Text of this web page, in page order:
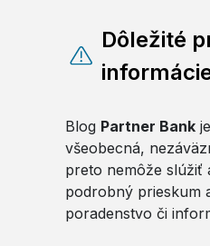
trvalého
bohatstva.
Dôležité
Blog Partner Bank
všeobecná,
preto nemôže slúžiť
podrobný prieskum
poradenstvo či